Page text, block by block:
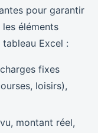
pour garantir
éléments
Excel :
charges fixes
loisirs),
montant réel,